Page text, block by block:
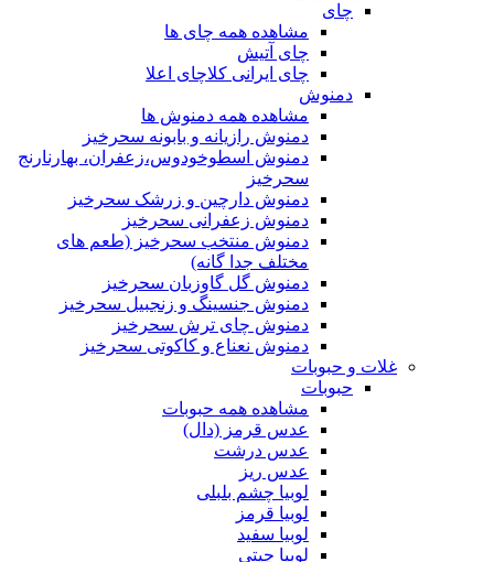
چای
مشاهده همه چای ها
چای آتیش
چای ایرانی کلاچای اعلا
دمنوش
مشاهده همه دمنوش ها
دمنوش رازیانه و بابونه سحرخیز
دمنوش اسطوخودوس،زعفران، بهارنارنج
سحرخیز
دمنوش دارچین و زرشک سحرخیز
دمنوش زعفرانی سحرخیز
دمنوش منتخب سحرخیز (طعم های
مختلف جدا گانه)
دمنوش گل گاوزبان سحرخیز
دمنوش جنسینگ و زنجبیل سحرخیز
دمنوش چای ترش سحرخیز
دمنوش نعناع و کاکوتی سحرخیز
غلات و حبوبات
حبوبات
مشاهده همه حبوبات
عدس قرمز (دال)
عدس درشت
عدس ریز
لوبیا چشم بلبلی
لوبیا قرمز
لوبیا سفید
لوبیا چیتی